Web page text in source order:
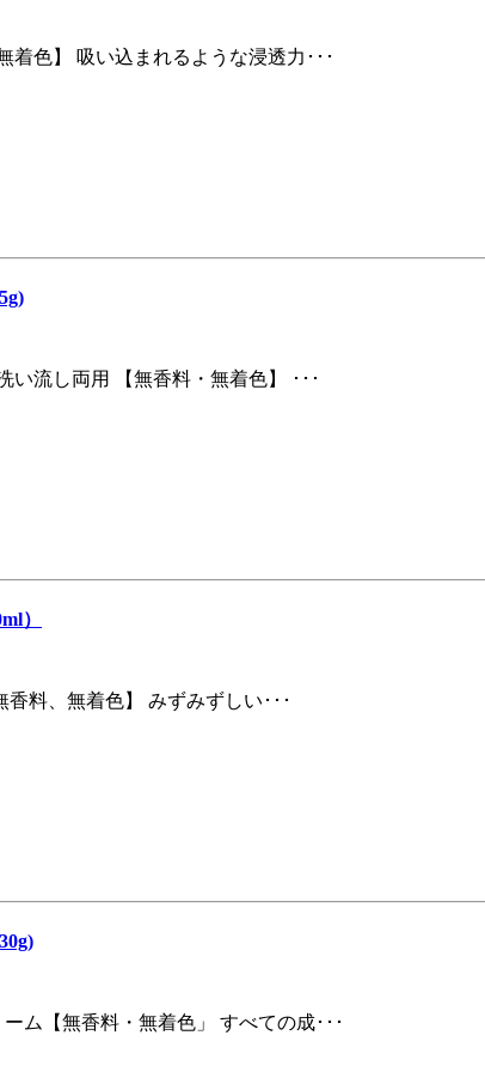
着色】 吸い込まれるような浸透力･･･
い流し両用 【無香料・無着色】 ･･･
）
料、無着色】 みずみずしい･･･
ム【無香料・無着色」 すべての成･･･